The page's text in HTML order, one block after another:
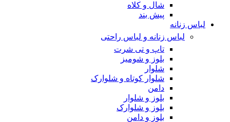
شال و کلاه
پیش بند
لباس زنانه
لباس زنانه و لباس راحتی
تاپ و تی شرت
بلوز و شومیز
شلوار
شلوار کوتاه و شلوارک
دامن
بلوز و شلوار
بلوز و شلوارک
بلوز و دامن